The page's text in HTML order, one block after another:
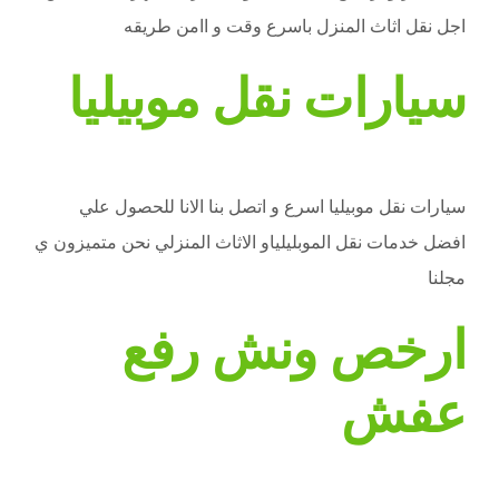
اجل نقل اثاث المنزل باسرع وقت و اامن طريقه
سيارات نقل موبيليا
سيارات نقل موبيليا اسرع و اتصل بنا الانا للحصول علي
افضل خدمات نقل الموبليلياو الاثاث المنزلي نحن متميزون ي
مجلنا
ارخص ونش رفع
عفش